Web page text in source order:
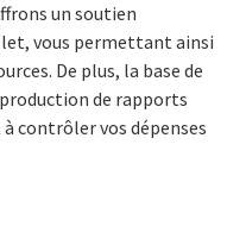
un soutien
vous permettant ainsi
De plus, la base de
de rapports
contrôler vos dépenses